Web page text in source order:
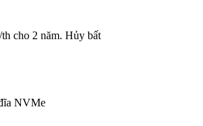
cho 2 năm. Hủy bất
NVMe